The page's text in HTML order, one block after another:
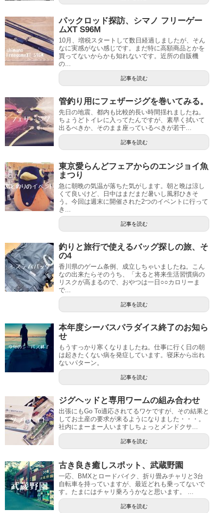
パックロッド探訪、シマノ フリーゲー
ムXT S96M
10月、増税スタートして数日経過しましたが、そん
なに実感がない感じです。まだ特に高額商品とかを
買ってないからかも知れないです。近所の自販機
の...
記事を読む
管釣り用にフェザージグを巻いてみる。
先日の地震、都内も比較的長い時間揺れましたね。
ちょうどトイレに入ってたんですが、素早く拭いて
出るべきか、そのまま座っているべきが若干...
記事を読む
東京愛らんどフェアからのエンジョイ魚
まつり
急に朝晩の気温が落ちた気がします。朝と晩は涼し
くて良いけど、日中はまだまだ暑いし風邪ひきそ
う。今回は週末に開催された2つのイベントに行って
き...
記事を読む
釣りと旅行で使えるバッグ探しの旅、そ
の4
香川県のゲーム条例、成立しちゃいましたね。こん
なの出来たらそのうち、「太ると将来生活習慣病の
リスクが高まるので、おやつは一日○○カロリーま
で...
記事を読む
本年度シーバスパラダイス終了のお知ら
せ
もうすっかり寒くなりましたね。仕事に行く日の朝
は起きたくない病を発症しています。寝床から出れ
ないパターン。
記事を読む
ジグヘッドと専用ワームの組み合わせ
出張にもGo To適応されてるワケですが、その結果と
してお土産の要求が来るようになりました・・・。
社内にまーまー人いますしちょっとメンドクサ...
記事を読む
古き良き癒しスポット、武蔵野園
一応、BMXとロードバイク、折り畳みチャリと3台
自転車を持っていますが、最近どれも乗ってないで
す。たまにはチャリ乗ろうかなと思います。 ...
記事を読む